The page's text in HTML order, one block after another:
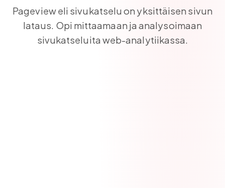
Pageview eli sivukatselu on yksittäisen sivun
lataus. Opi mittaamaan ja analysoimaan
sivukatseluita web-analytiikassa.